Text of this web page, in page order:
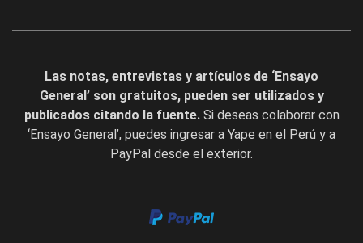
Las notas, entrevistas y artículos de ‘Ensayo
General’ son gratuitos, pueden ser utilizados y
publicados citando la fuente. Si deseas colaborar con
‘Ensayo General’, puedes ingresar a Yape en el Perú y a
PayPal desde el exterior.